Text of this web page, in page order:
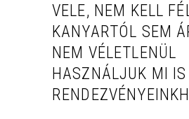
VELE, NEM KELL
KANYARTÓL SEM
NEM VÉLETLENÜL
HASZNÁLJUK MI